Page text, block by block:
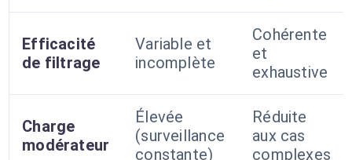
Efficacité
de filtrage
Variable et
incomplète
Cohérente
et
exhaustive
Charge
modérateur
Élevée
(surveillance
constante)
Réduite
aux cas
complexes